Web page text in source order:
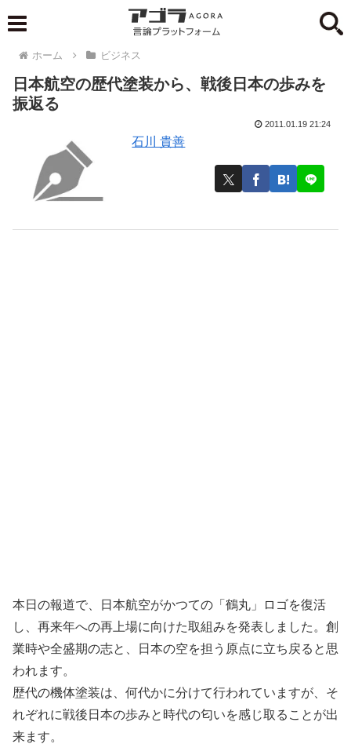
ホーム ビジネス
日本航空の歴代塗装から、戦後日本の歩みを
振返る
石川 貴善
2011.01.19 21:24
本日の報道で、日本航空がかつての「鶴丸」ロゴを復活
し、再来年への再上場に向けた取組みを発表しました。創
業時や全盛期の志と、日本の空を担う原点に立ち戻ると思
われます。
歴代の機体塗装は、何代かに分けて行われていますが、そ
れぞれに戦後日本の歩みと時代の匂いを感じ取ることが出
来ます。